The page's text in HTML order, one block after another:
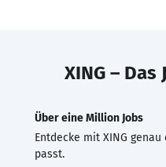
XING –
Über eine Million Jobs
Entdecke mit XING
passt.